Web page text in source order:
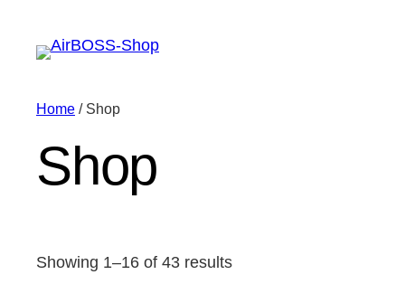
Home / Shop
Shop
Showing 1–16 of 43 results